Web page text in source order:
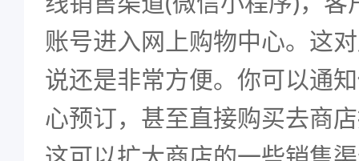
账号进入网上购物中心。这
说还是非常方便。你可以通
心预订，甚至直接购买去商